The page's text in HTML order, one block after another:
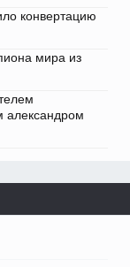
конвертацию
мира из
александром